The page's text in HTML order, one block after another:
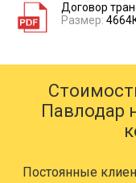
Договор
Размер:
Павлодар
Постоянные